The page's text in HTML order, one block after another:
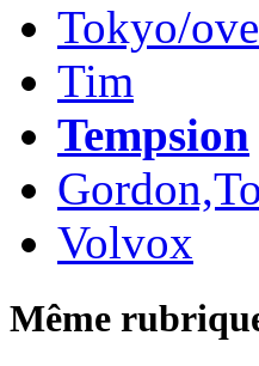
Tokyo/
Tim
Tempsion
Volvox
Même